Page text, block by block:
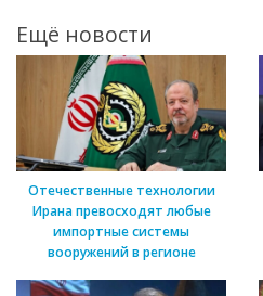
Ещё новости
Отечественные технологии
Ирана превосходят любые
импортные системы
вооружений в регионе